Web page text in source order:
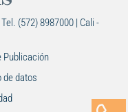
(572) 8987000 | Cali -
Publicación
de datos